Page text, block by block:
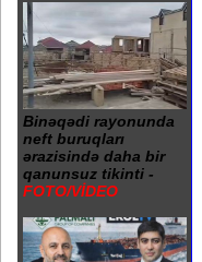
Binəqədi rayonunda
neft buruqları
ərazisində daha bir
qanunsuz tikinti -
FOTO/VİDEO